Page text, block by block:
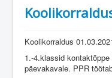
Koolikorraldus
1.-4.klassid
päevakavale. PPR